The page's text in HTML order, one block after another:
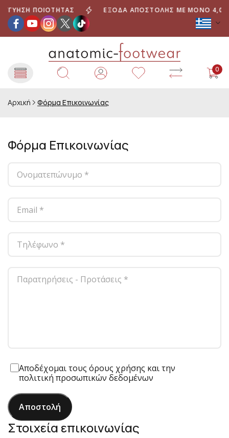
ΠΟΙΌΤΗΤΑΣ ΈΞΟΔΑ ΑΠΟΣΤΟΛΉΣ ΜΕ ΜΌΝΟ 4,00 €
0
Αρχική Φόρμα Επικοινωνίας
Φόρμα Επικοινωνίας
Αποδέχομαι τους όρους χρήσης και την
πολιτική προσωπικών δεδομένων
Αποστολή
Στοιχεία επικοινωνίας